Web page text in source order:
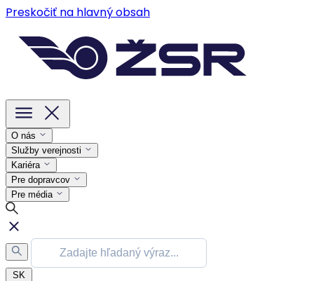
Preskočiť na hlavný obsah
O nás
Služby verejnosti
Kariéra
Pre dopravcov
Pre média
SK